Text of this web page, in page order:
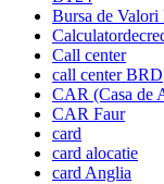
Bursa de
Call center
call center BRD
CAR (Casa de
CAR Faur
card
card alocatie
card Anglia